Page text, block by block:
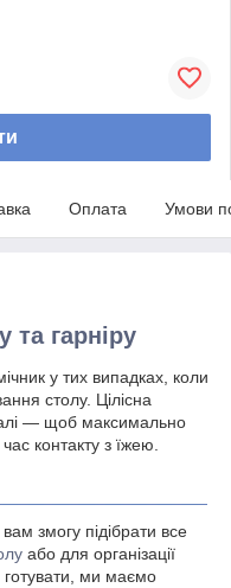
Оплата Умови
та гарніру
у тих випадках, коли
столу. Цілісна
— щоб максимально
контакту з їжею.
змогу підібрати все
або для організації
ми маємо